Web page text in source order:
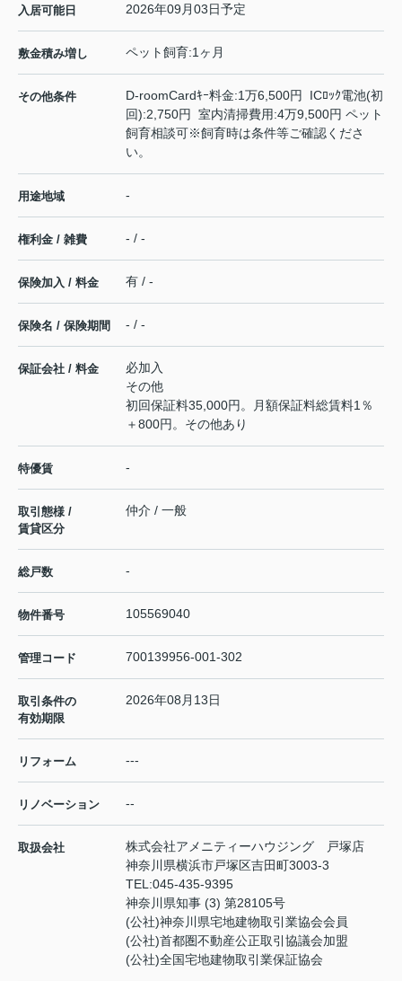
入居可能日 2026年09月03日予定
敷金積み増し ペット飼育:1ヶ月
その他条件
D-roomCardｷｰ料金:1万6,500円 ICﾛｯｸ電池(初
回):2,750円 室内清掃費用:4万9,500円 ペット
飼育相談可※飼育時は条件等ご確認くださ
い。
用途地域 -
権利金 / 雑費 - / -
保険加入 / 料金 有 / -
保険名 / 保険期間 - / -
保証会社 / 料金
必加入
その他
初回保証料35,000円。月額保証料総賃料1％
＋800円。その他あり
特優賃 -
取引態様 /
賃貸区分
仲介 / 一般
総戸数 -
物件番号 105569040
管理コード 700139956-001-302
取引条件の
有効期限
2026年08月13日
リフォーム ---
リノベーション --
取扱会社
株式会社アメニティーハウジング 戸塚店
神奈川県横浜市戸塚区吉田町3003-3
TEL:045-435-9395
神奈川県知事 (3) 第28105号
(公社)神奈川県宅地建物取引業協会会員
(公社)首都圏不動産公正取引協議会加盟
(公社)全国宅地建物取引業保証協会